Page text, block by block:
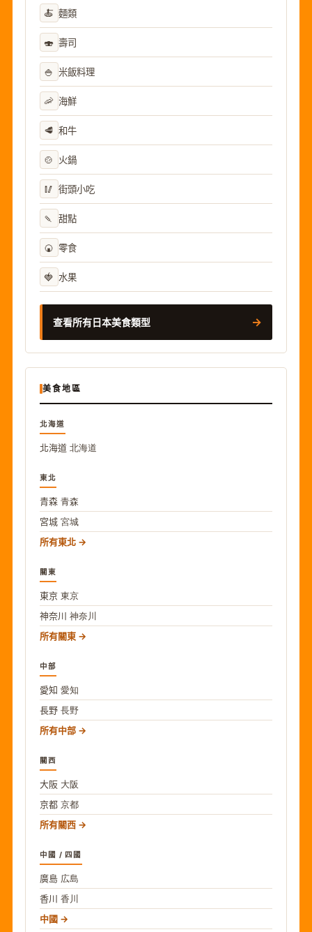
🍝 麵類
🍣 壽司
🍚 米飯料理
🦐 海鮮
🥩 和牛
🍲 火鍋
🥢 街頭小吃
🍡 甜點
🍘 零食
🍓 水果
查看所有日本美食類型 →
美食地區
北海道
北海道 北海道
東北
青森 青森
宮城 宮城
所有東北
關東
東京 東京
神奈川 神奈川
所有關東
中部
愛知 愛知
長野 長野
所有中部
關西
大阪 大阪
京都 京都
所有關西
中國 / 四國
廣島 広島
香川 香川
中國